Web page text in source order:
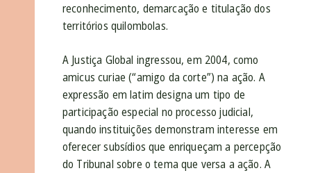
reconhecimento, demarcação e titulação dos
territórios quilombolas.
A Justiça Global ingressou, em 2004, como
amicus curiae (“amigo da corte”) na ação. A
expressão em latim designa um tipo de
participação especial no processo judicial,
quando instituições demonstram interesse em
oferecer subsídios que enriqueçam a percepção
do Tribunal sobre o tema que versa a ação. A